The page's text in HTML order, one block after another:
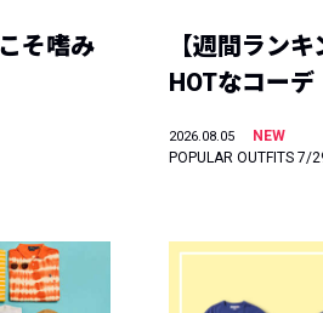
そ嗜み
【週間ラン
HOTなコーデ
2026.08.05
NEW
POPULAR OUTFITS 7/